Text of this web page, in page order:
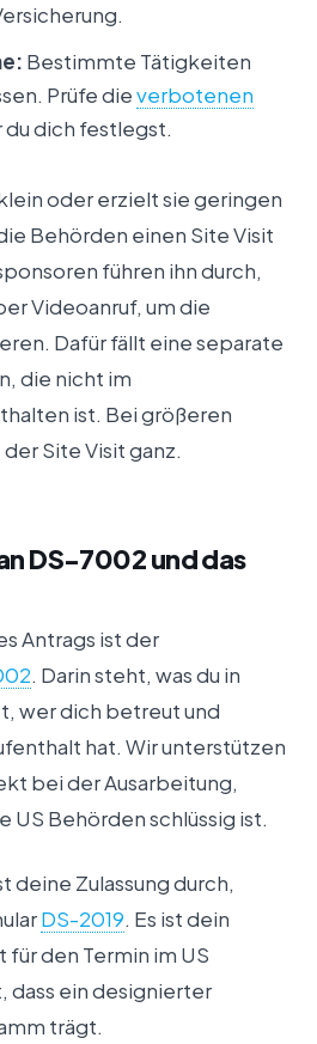
Bestimmte Tätigkeiten
Prüfe dieverbotenen
du dich festlegst.
oder erzielt sie geringen
Behörden einen Site Visit
führen ihn durch,
Videoanruf, um die
Dafür fällt eine separate
die nicht im
ist. Bei größeren
Site Visit ganz.
DS-7002 und das
Antrags ist der
. Darin steht, was du in
wer dich betreut und
hat. Wir unterstützen
bei der Ausarbeitung,
US Behörden schlüssig ist.
deine Zulassung durch,
DS-2019. Es ist dein
den Termin im US
dass ein designierter
trägt.